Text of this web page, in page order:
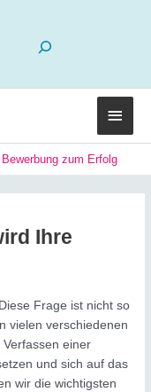
zum Erfolg
Ihre
Frage ist nicht so
vielen verschiedenen
einer
und sich auf das
wir die wichtigsten